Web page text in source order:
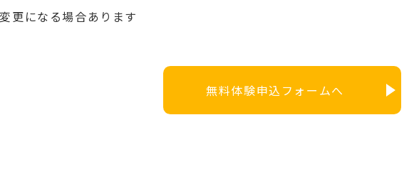
更になる場合あります
無料体験申込フォームへ